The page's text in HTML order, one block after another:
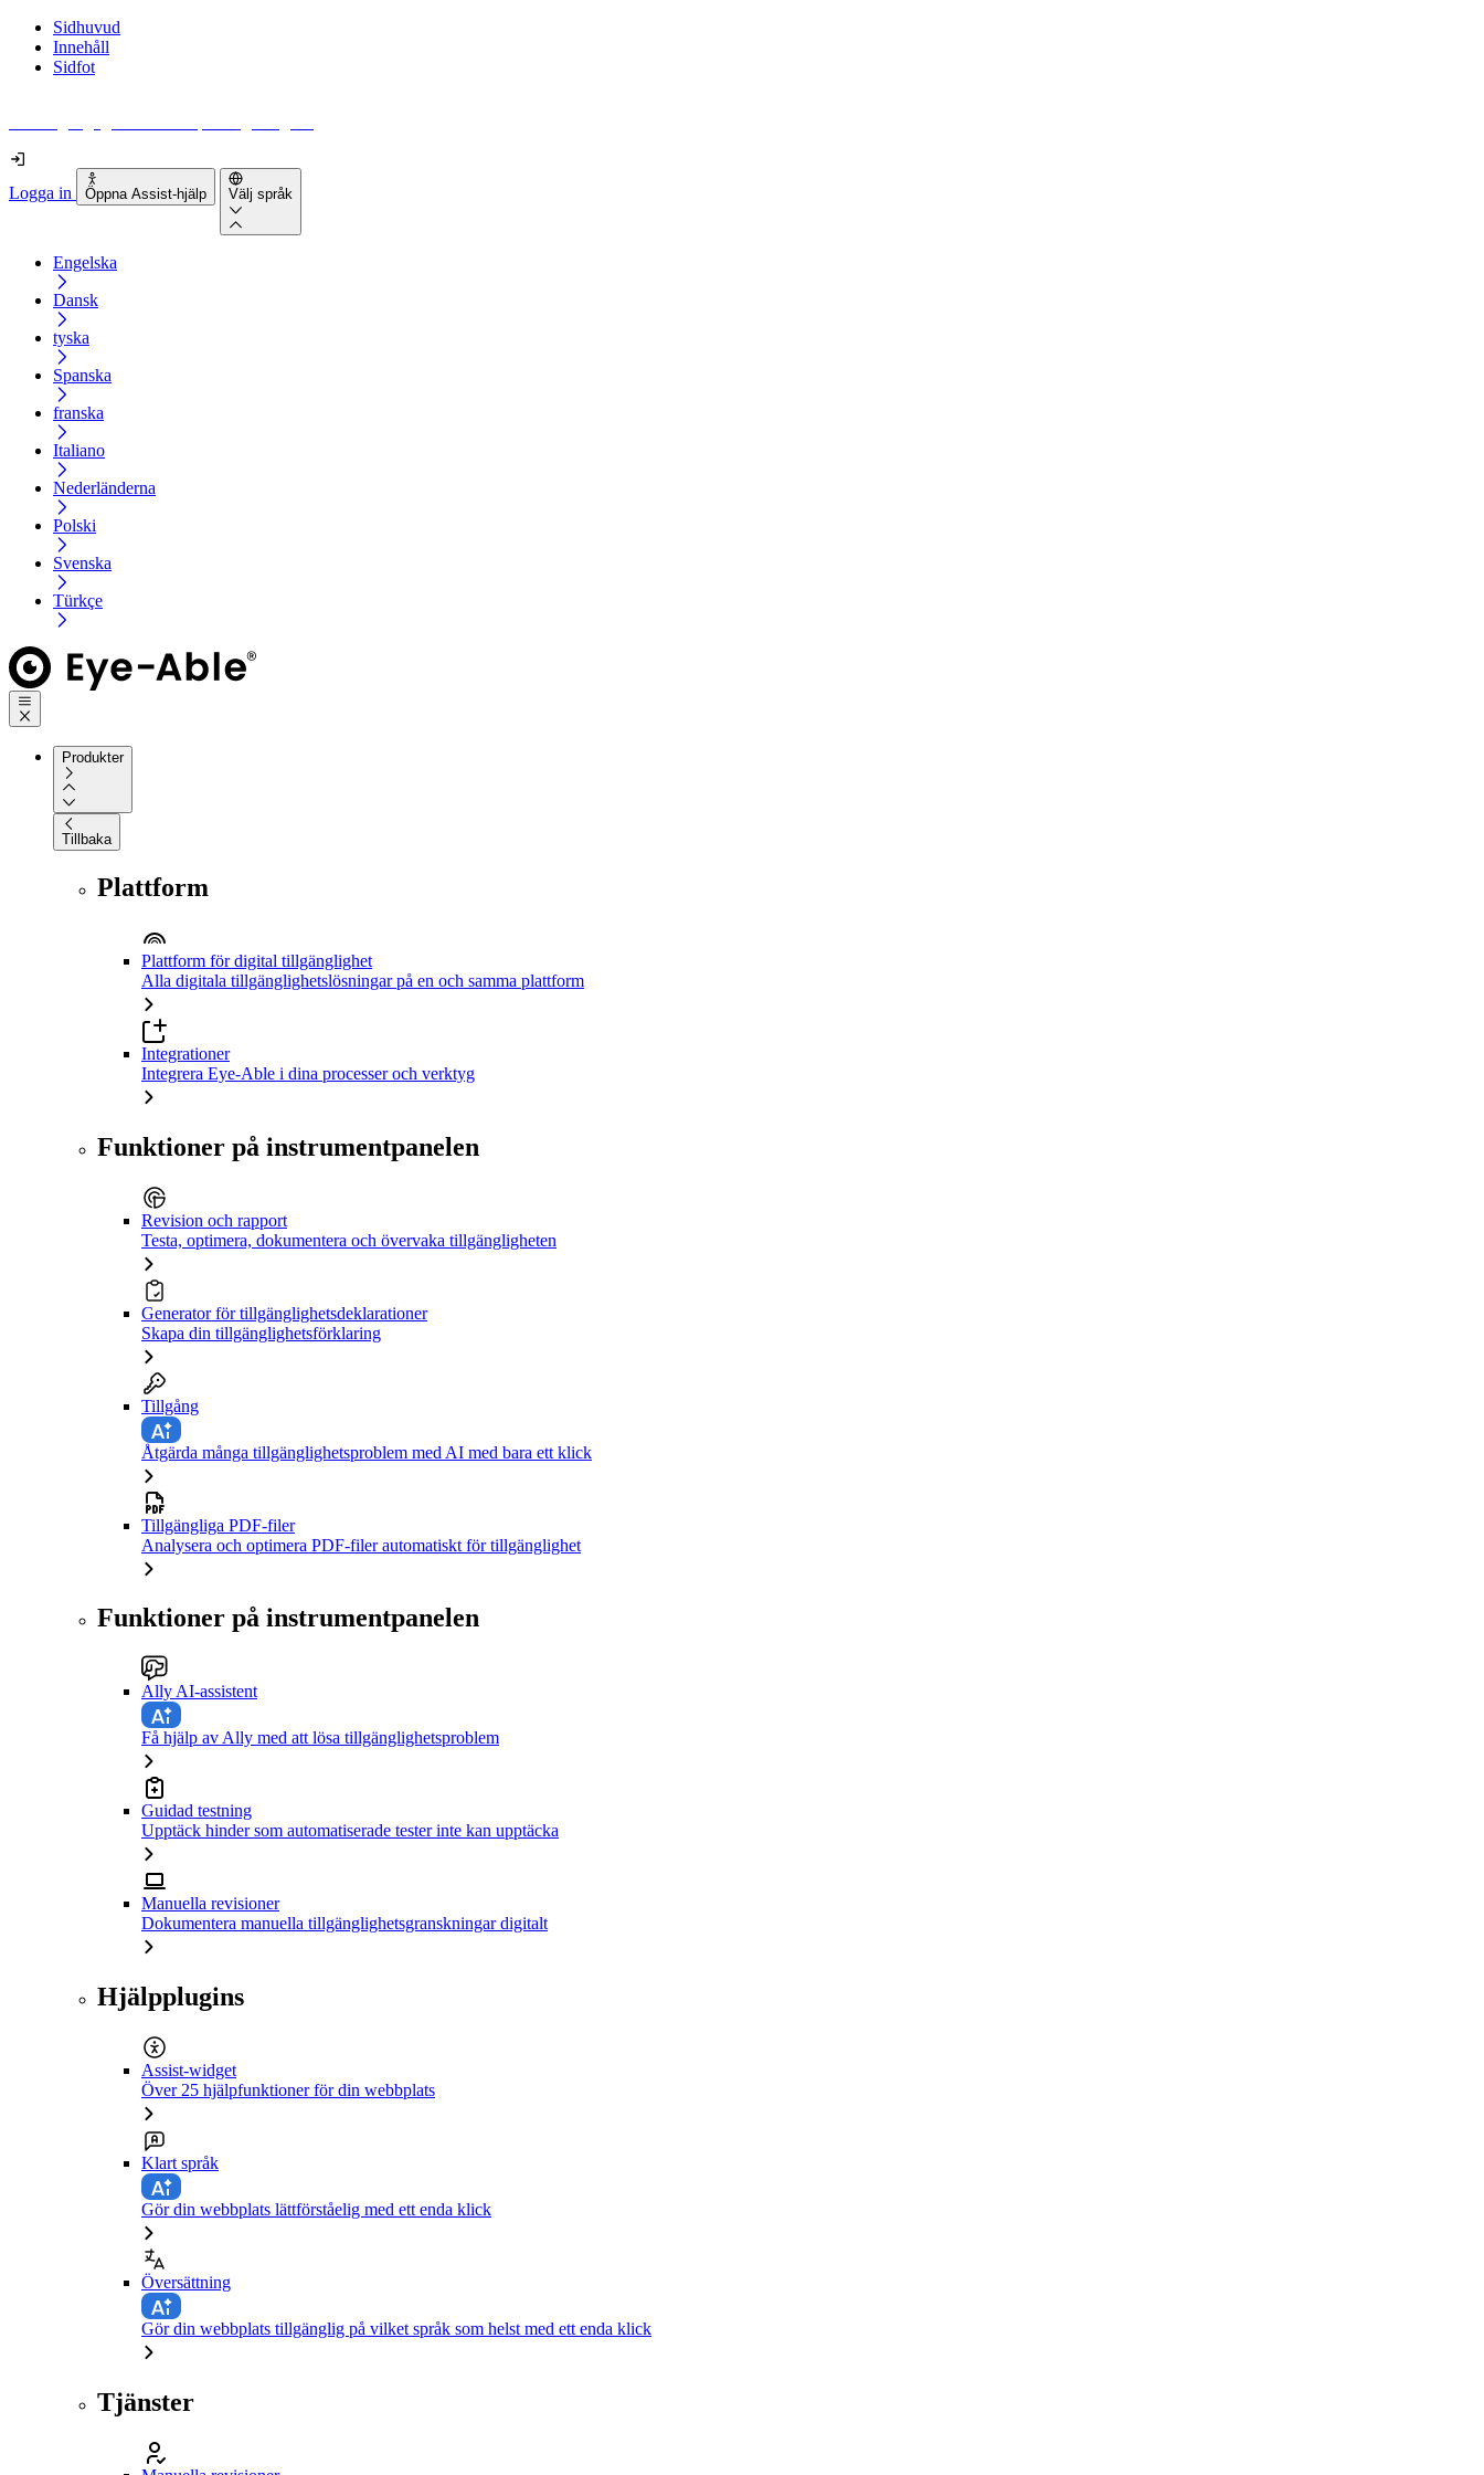
Sidhuvud
Innehåll
Sidfot
Logga in Öppna Assist-hjälp Välj språk
Engelska
Dansk
tyska
Spanska
franska
Italiano
Nederländerna
Polski
Svenska
Türkçe
Produkter
Tillbaka
Plattform
Plattform för digital tillgänglighet
Alla digitala tillgänglighetslösningar på en och samma plattform
Integrationer
Integrera Eye-Able i dina processer och verktyg
Funktioner på instrumentpanelen
Revision och rapport
Testa, optimera, dokumentera och övervaka tillgängligheten
Generator för tillgänglighetsdeklarationer
Skapa din tillgänglighetsförklaring
Tillgång
Åtgärda många tillgänglighetsproblem med AI med bara ett klick
Tillgängliga PDF-filer
Analysera och optimera PDF-filer automatiskt för tillgänglighet
Funktioner på instrumentpanelen
Ally AI-assistent
Få hjälp av Ally med att lösa tillgänglighetsproblem
Guidad testning
Upptäck hinder som automatiserade tester inte kan upptäcka
Manuella revisioner
Dokumentera manuella tillgänglighetsgranskningar digitalt
Hjälpplugins
Assist-widget
Över 25 hjälpfunktioner för din webbplats
Klart språk
Gör din webbplats lättförståelig med ett enda klick
Översättning
Gör din webbplats tillgänglig på vilket språk som helst med ett enda klick
Tjänster